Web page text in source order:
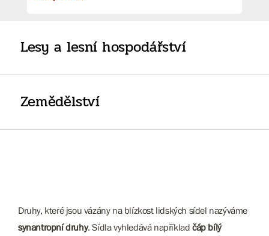
Lesy a lesní hospodářství
Zemědělství
Druhy, které jsou vázány na blízkost lidských sídel nazýváme
synantropní druhy. Sídla vyhledává napříkladčáp bílý